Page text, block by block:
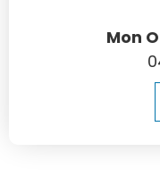
Mon